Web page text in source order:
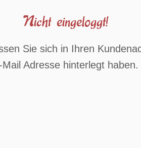
Nicht eingeloggt!
Sie sich in Ihren
Mail Adresse hinterlegt haben.